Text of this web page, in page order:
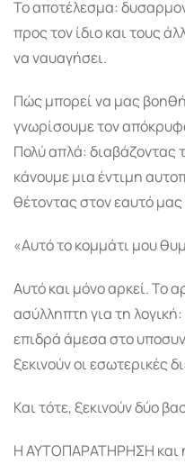
Το αποτέλεσμα:
προς τον ίδιο και τους
να ναυαγήσει.
Πώς μπορεί να μας
γνωρίσουμε τον
Πολύ απλά: διαβάζοντας
κάνουμε μια έντιμη
θέτοντας στον εαυτό
«Αυτό το κομμάτι μου
Αυτό και μόνο αρκεί. Το
ασύλληπτη για τη λογική:
επιδρά άμεσα στο
ξεκινούν οι εσωτερικές
Και τότε, ξεκινούν δύο
Η ΑΥΤΟΠΑΡΑΤΗΡΗΣΗ και